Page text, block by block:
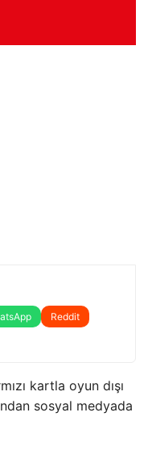
Reddit
kartla oyun dışı
sosyal medyada